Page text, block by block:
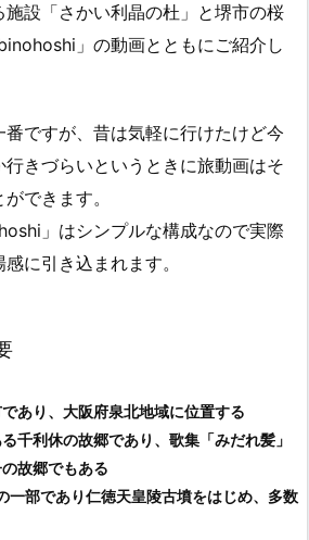
設「さかい利晶の杜」と堺市の桜
」の動画とともにご紹介し
ですが、昔は気軽に行けたけど今
きづらいというときに旅動画はそ
できます。
」はシンプルな構成なので実際
に引き込まれます。
あり、大阪府泉北地域に位置する
千利休の故郷であり、歌集「みだれ髪」
故郷でもある
一部であり仁徳天皇陵古墳をはじめ、多数